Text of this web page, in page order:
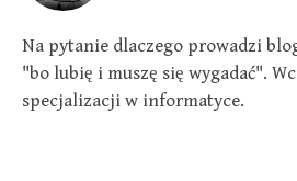
Na pytanie dlaczego prowadzi
"bo lubię i muszę się wygadać".
specjalizacji w informatyce.